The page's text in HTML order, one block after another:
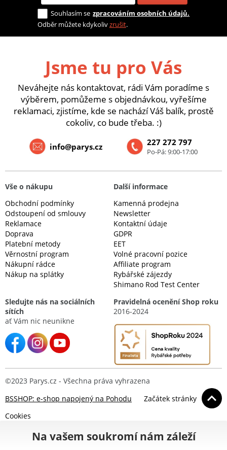
Souhlasím se zpracováním osobních údajů.
Odběr můžete kdykolivzrušit.
Jsme tu pro Vás
Neváhejte nás kontaktovat, rádi Vám poradíme s
výběrem, pomůžeme s objednávkou, vyřešíme
reklamaci, zjistíme, kde se nachází Váš balík, prostě
cokoliv, co bude třeba. :)
227 272 797
Po-Pá: 9:00-17:00
info@parys.cz
Vše o nákupu
Obchodní podmínky
Odstoupení od smlouvy
Reklamace
Doprava
Platební metody
Věrnostní program
Nákupní rádce
Nákup na splátky
Další informace
Kamenná prodejna
Newsletter
Kontaktní údaje
GDPR
EET
Volné pracovní pozice
Affiliate program
Rybářské zájezdy
Shimano Rod Test Center
Sledujte nás na sociálních
sítích
ať Vám nic neunikne
Pravidelná ocenění Shop roku
2016-2024
©2023 Parys.cz - Všechna práva vyhrazena
BSSHOP: e-shop napojený na Pohodu
Začátek stránky
Cookies
Na vašem soukromí nám záleží